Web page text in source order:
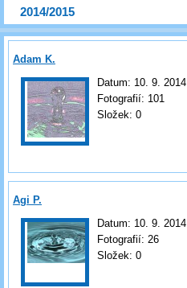
2014/2015
Adam K.
Datum: 10. 9. 2014
Fotografií: 101
Složek: 0
Agi P.
Datum: 10. 9. 2014
Fotografií: 26
Složek: 0